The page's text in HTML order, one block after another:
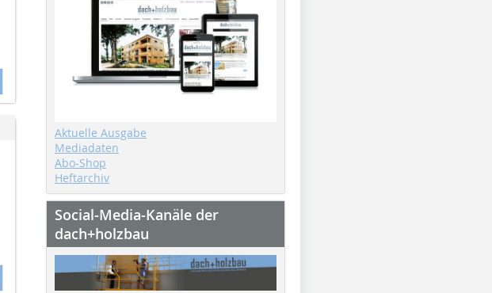
Aktuelle Ausgabe
Mediadaten
Abo-Shop
Heftarchiv
Social-Media-Kanäle der
dach+holzbau